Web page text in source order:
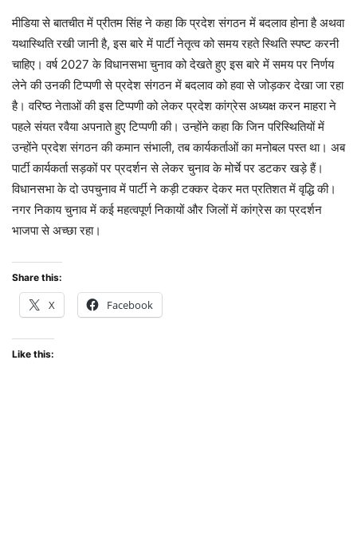
मीडिया से बातचीत में प्रीतम सिंह ने कहा कि प्रदेश संगठन में बदलाव होना है अथवा
यथास्थिति रखी जानी है, इस बारे में पार्टी नेतृत्व को समय रहते स्थिति स्पष्ट करनी
चाहिए। वर्ष 2027 के विधानसभा चुनाव को देखते हुए इस बारे में समय पर निर्णय
लेने की उनकी टिप्पणी से प्रदेश संगठन में बदलाव को हवा से जोड़कर देखा जा रहा
है। वरिष्ठ नेताओं की इस टिप्पणी को लेकर प्रदेश कांग्रेस अध्यक्ष करन माहरा ने
पहले संयत रवैया अपनाते हुए टिप्पणी की। उन्होंने कहा कि जिन परिस्थितियों में
उन्होंने प्रदेश संगठन की कमान संभाली, तब कार्यकर्ताओं का मनोबल पस्त था। अब
पार्टी कार्यकर्ता सड़कों पर प्रदर्शन से लेकर चुनाव के मोर्चे पर डटकर खड़े हैं।
विधानसभा के दो उपचुनाव में पार्टी ने कड़ी टक्कर देकर मत प्रतिशत में वृद्धि की।
नगर निकाय चुनाव में कई महत्वपूर्ण निकायों और जिलों में कांग्रेस का प्रदर्शन
भाजपा से अच्छा रहा।
Share this:
X Facebook
Like this: